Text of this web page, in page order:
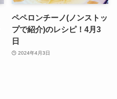
ペペロンチーノ(ノンストッ
プで紹介)のレシピ！4月3
日
2024年4月3日